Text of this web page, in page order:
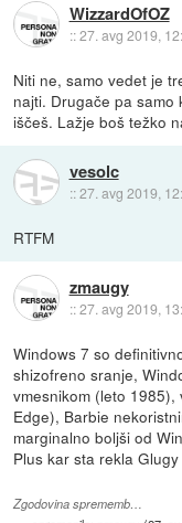
WizzardOfOZ
::27. avg 2019,
Niti ne, samo vedet je
najti. Drugače pa
iščeš. Lažje boš težko
vesolc
::27. avg 2019,
RTFM
zmaugy
::27. avg 2019,
Windows 7 so
shizofreno sranje,
vmesnikom (leto
Edge), Barbie
marginalno boljši od
Plus kar sta rekla
Zgodovina sprememb…